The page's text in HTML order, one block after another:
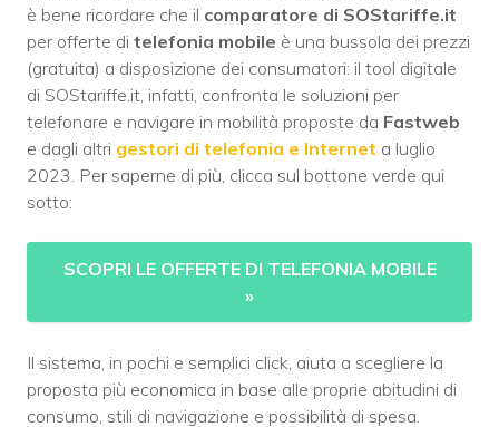
è bene ricordare che il comparatore di SOStariffe.it
per offerte di telefonia mobile è una bussola dei prezzi
(gratuita) a disposizione dei consumatori: il tool digitale
di SOStariffe.it, infatti, confronta le soluzioni per
telefonare e navigare in mobilità proposte da Fastweb
e dagli altri gestori di telefonia e Internet a luglio
2023. Per saperne di più, clicca sul bottone verde qui
sotto:
SCOPRI LE OFFERTE DI TELEFONIA MOBILE
»
Il sistema, in pochi e semplici click, aiuta a scegliere la
proposta più economica in base alle proprie abitudini di
consumo, stili di navigazione e possibilità di spesa.